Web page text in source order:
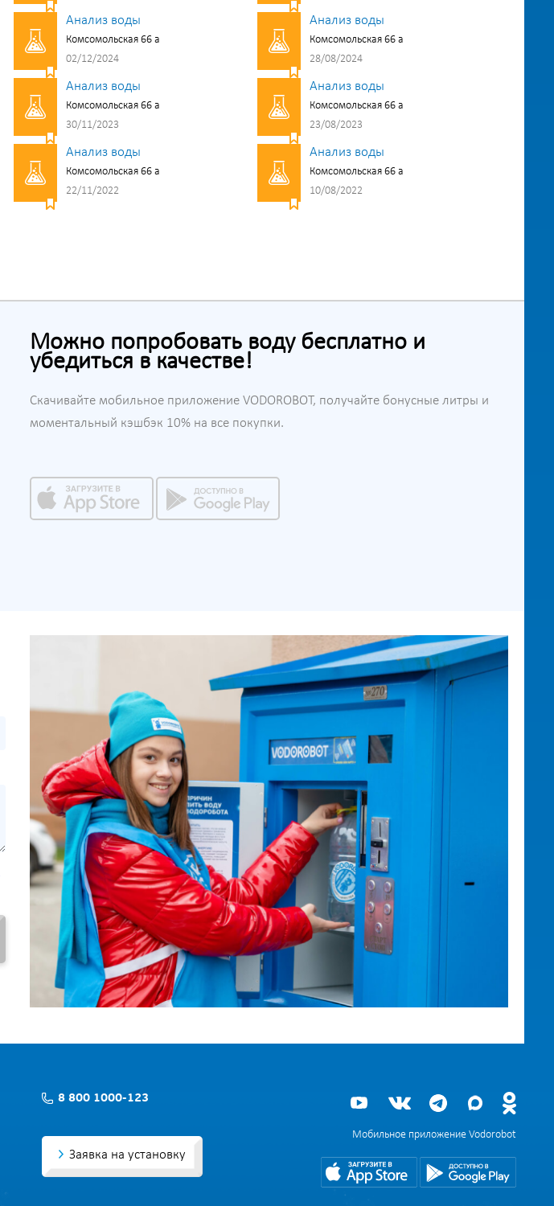
Анализ воды
Комсомольская 66 а
02/12/2024
Анализ воды
Комсомольская 66 а
28/08/2024
Анализ воды
Комсомольская 66 а
30/11/2023
Анализ воды
Комсомольская 66 а
23/08/2023
Анализ воды
Комсомольская 66 а
22/11/2022
Анализ воды
Комсомольская 66 а
10/08/2022
Можно попробовать воду бесплатно и
убедиться в качестве!
Скачивайте мобильное приложение VODOROBOT, получайте бонусные литры и
моментальный кэшбэк 10% на все покупки.
8 800 1000-123
Заявка на установку
Мобильное приложение Vodorobot